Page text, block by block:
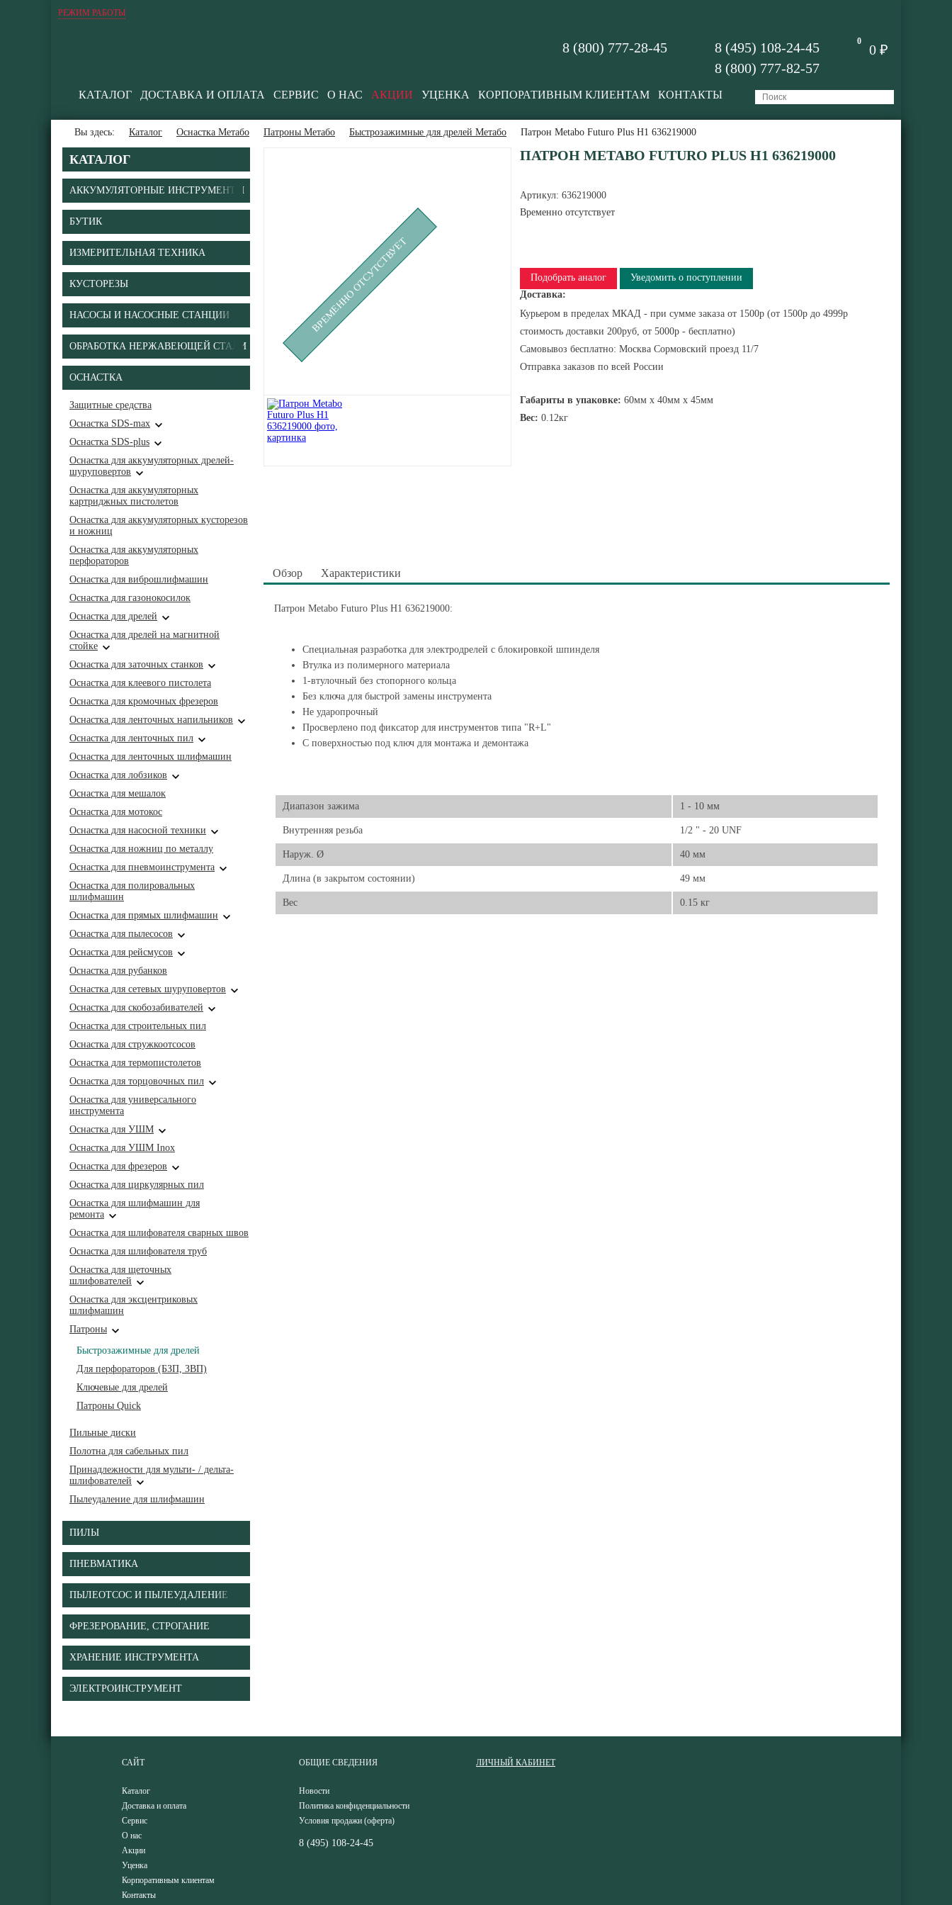
РЕЖИМ РАБОТЫ
0
0 ₽
8 (495) 108-24-45
8 (800) 777-82-57
8 (800) 777-28-45
КАТАЛОГ ДОСТАВКА И ОПЛАТА СЕРВИС О НАС АКЦИИ УЦЕНКА КОРПОРАТИВНЫМ КЛИЕНТАМ КОНТАКТЫ
Вы здесь: Каталог Оснастка Метабо Патроны Метабо Быстрозажимные для дрелей Метабо Патрон Metabo Futuro Plus H1 636219000
КАТАЛОГ
АККУМУЛЯТОРНЫЕ ИНСТРУМЕНТЫ
БУТИК
ИЗМЕРИТЕЛЬНАЯ ТЕХНИКА
КУСТОРЕЗЫ
НАСОСЫ И НАСОСНЫЕ СТАНЦИИ
ОБРАБОТКА НЕРЖАВЕЮЩЕЙ СТАЛИ
ОСНАСТКА
Защитные средства
Оснастка SDS-max
Оснастка SDS-plus
Оснастка для аккумуляторных дрелей-
шуруповертов
Оснастка для аккумуляторных
картриджных пистолетов
Оснастка для аккумуляторных кусторезов
и ножниц
Оснастка для аккумуляторных
перфораторов
Оснастка для виброшлифмашин
Оснастка для газонокосилок
Оснастка для дрелей
Оснастка для дрелей на магнитной
стойке
Оснастка для заточных станков
Оснастка для клеевого пистолета
Оснастка для кромочных фрезеров
Оснастка для ленточных напильников
Оснастка для ленточных пил
Оснастка для ленточных шлифмашин
Оснастка для лобзиков
Оснастка для мешалок
Оснастка для мотокос
Оснастка для насосной техники
Оснастка для ножниц по металлу
Оснастка для пневмоинструмента
Оснастка для полировальных
шлифмашин
Оснастка для прямых шлифмашин
Оснастка для пылесосов
Оснастка для рейсмусов
Оснастка для рубанков
Оснастка для сетевых шуруповертов
Оснастка для скобозабивателей
Оснастка для строительных пил
Оснастка для стружкоотсосов
Оснастка для термопистолетов
Оснастка для торцовочных пил
Оснастка для универсального
инструмента
Оснастка для УШМ
Оснастка для УШМ Inox
Оснастка для фрезеров
Оснастка для циркулярных пил
Оснастка для шлифмашин для
ремонта
Оснастка для шлифователя сварных швов
Оснастка для шлифователя труб
Оснастка для щеточных
шлифователей
Оснастка для эксцентриковых
шлифмашин
Патроны
Быстрозажимные для дрелей
Для перфораторов (БЗП, ЗВП)
Ключевые для дрелей
Патроны Quick
Пильные диски
Полотна для сабельных пил
Принадлежности для мульти- / дельта-
шлифователей
Пылеудаление для шлифмашин
ПИЛЫ
ПНЕВМАТИКА
ПЫЛЕОТСОС И ПЫЛЕУДАЛЕНИЕ
ФРЕЗЕРОВАНИЕ, СТРОГАНИЕ
ХРАНЕНИЕ ИНСТРУМЕНТА
ЭЛЕКТРОИНСТРУМЕНТ
ВРЕМЕННО ОТСУТСТВУЕТ
ПАТРОН METABO FUTURO PLUS H1 636219000
Артикул: 636219000
Временно отсутствует
Подобрать аналог
Уведомить о поступлении
Доставка:
Курьером в пределах МКАД - при сумме заказа от 1500р (от 1500р до 4999р
стоимость доставки 200руб, от 5000р - бесплатно)
Самовывоз бесплатно: Москва Сормовский проезд 11/7
Отправка заказов по всей России
Габариты в упаковке: 60мм x 40мм x 45мм
Вес: 0.12кг
Обзор Характеристики
Патрон Metabo Futuro Plus H1 636219000:
Специальная разработка для электродрелей с блокировкой шпинделя
Втулка из полимерного материала
1-втулочный без стопорного кольца
Без ключа для быстрой замены инструмента
Не ударопрочный
Просверлено под фиксатор для инструментов типа "R+L"
С поверхностью под ключ для монтажа и демонтажа
Диапазон зажима 1 - 10 мм
Внутренняя резьба 1/2 " - 20 UNF
Наруж. Ø 40 мм
Длина (в закрытом состоянии) 49 мм
Вес 0.15 кг
САЙТ
Каталог
Доставка и оплата
Сервис
О нас
Акции
Уценка
Корпоративным клиентам
Контакты
ОБЩИЕ СВЕДЕНИЯ
Новости
Политика конфиденциальности
Условия продажи (оферта)
8 (495) 108-24-45
ЛИЧНЫЙ КАБИНЕТ